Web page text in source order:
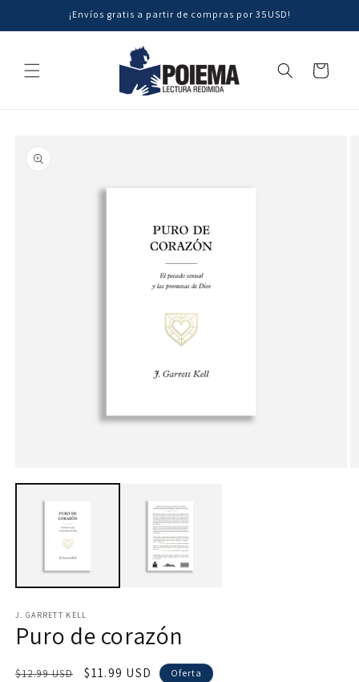
directamente
al contenido
¡Envíos gratis a partir de compras por 35USD!
Carrito
a la
información
elemento
J. GARRETT KELL
Puro de corazón
Precio
$12.99 USD
Precio
$11.99 USD Oferta